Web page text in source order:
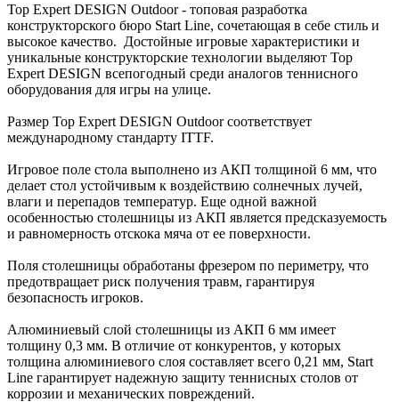
Top Expert DESIGN Outdoor - топовая разработка
конструкторского бюро Start Line, сочетающая в себе стиль и
высокое качество. Достойные игровые характеристики и
уникальные конструкторские технологии выделяют Top
Expert DESIGN всепогодный среди аналогов теннисного
оборудования для игры на улице.
Размер Top Expert DESIGN Outdoor соответствует
международному стандарту ITTF.
Игровое поле стола выполнено из АКП толщиной 6 мм, что
делает стол устойчивым к воздействию солнечных лучей,
влаги и перепадов температур. Еще одной важной
особенностью столешницы из АКП является предсказуемость
и равномерность отскока мяча от ее поверхности.
Поля столешницы обработаны фрезером по периметру, что
предотвращает риск получения травм, гарантируя
безопасность игроков.
Алюминиевый слой столешницы из АКП 6 мм имеет
толщину 0,3 мм. В отличие от конкурентов, у которых
толщина алюминиевого слоя составляет всего 0,21 мм, Start
Line гарантирует надежную защиту теннисных столов от
коррозии и механических повреждений.